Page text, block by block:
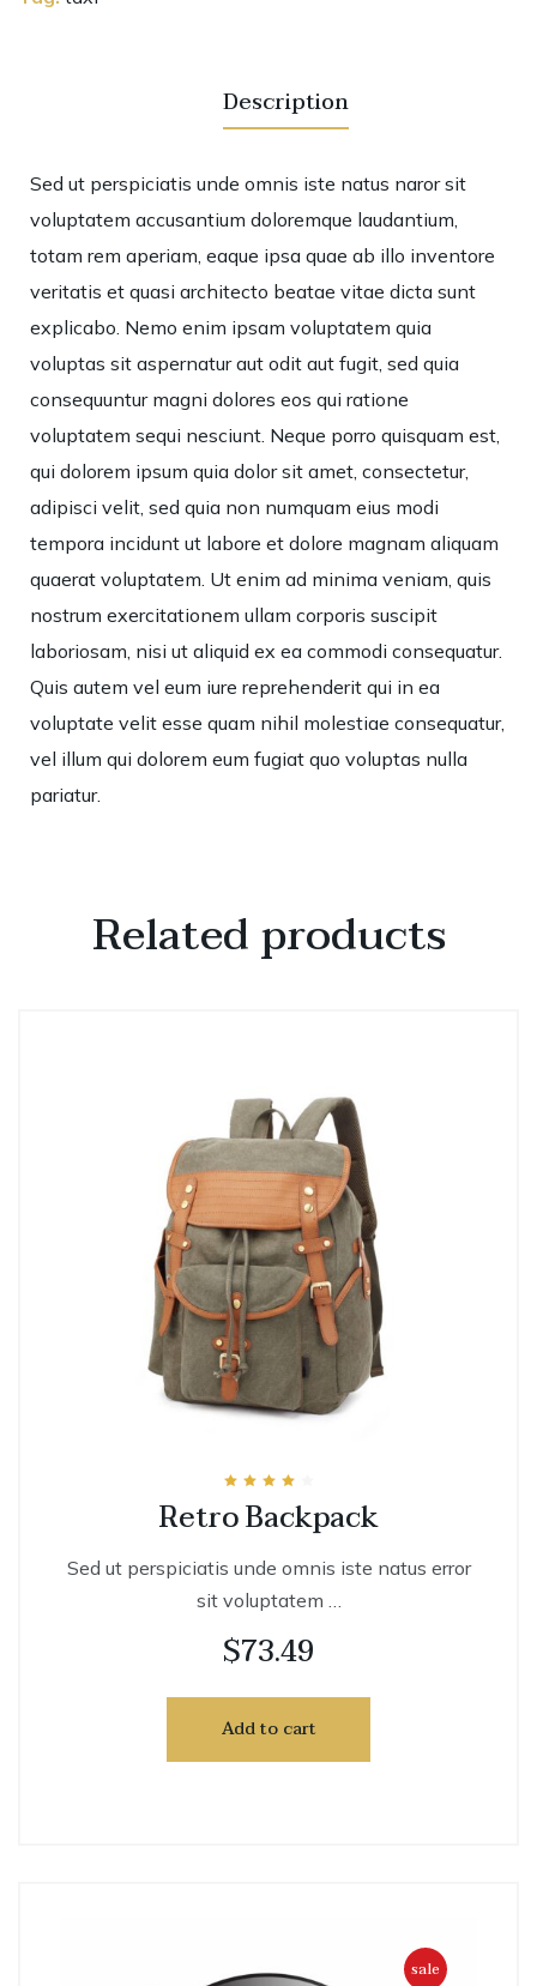
Description
Sed ut perspiciatis unde omnis iste natus naror sit
voluptatem accusantium doloremque laudantium,
totam rem aperiam, eaque ipsa quae ab illo inventore
veritatis et quasi architecto beatae vitae dicta sunt
explicabo. Nemo enim ipsam voluptatem quia
voluptas sit aspernatur aut odit aut fugit, sed quia
consequuntur magni dolores eos qui ratione
voluptatem sequi nesciunt. Neque porro quisquam est,
qui dolorem ipsum quia dolor sit amet, consectetur,
adipisci velit, sed quia non numquam eius modi
tempora incidunt ut labore et dolore magnam aliquam
quaerat voluptatem. Ut enim ad minima veniam, quis
nostrum exercitationem ullam corporis suscipit
laboriosam, nisi ut aliquid ex ea commodi consequatur.
Quis autem vel eum iure reprehenderit qui in ea
voluptate velit esse quam nihil molestiae consequatur,
vel illum qui dolorem eum fugiat quo voluptas nulla
pariatur.
Related products
4.00
out of 5
Retro Backpack
Sed ut perspiciatis unde omnis iste natus error
sit voluptatem …
$73.49
Add to cart
sale